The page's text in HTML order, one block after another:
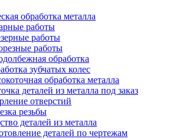
обработка металла
работы
работы
работы
обработка
зубчатых колес
обработка металла
деталей из металла под заказ
отверстий
резьбы
деталей из металла
деталей по чертежам